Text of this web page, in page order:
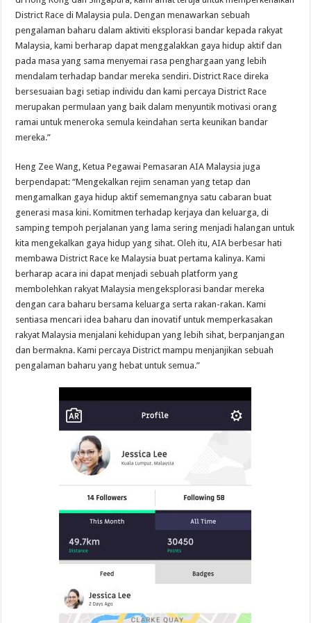
District Race di Malaysia pula. Dengan menawarkan sebuah
pengalaman baharu dalam aktiviti eksplorasi bandar kepada rakyat
Malaysia, kami berharap dapat menggalakkan gaya hidup aktif dan
pada masa yang sama menyemai rasa penghargaan yang lebih
mendalam terhadap bandar mereka sendiri. District Race direka
bersesuaian bagi setiap individu dan kami percaya District Race
merupakan permulaan yang baik dalam menyuntik motivasi orang
ramai untuk meneroka semula keindahan serta keunikan bandar
mereka.”
Heng Zee Wang, Ketua Pegawai Pemasaran AIA Malaysia juga
berpendapat: “Mengekalkan rejim senaman yang tetap dan
mengamalkan gaya hidup aktif sememangnya satu cabaran buat
generasi masa kini. Komitmen terhadap kerjaya dan keluarga, di
samping tempoh perjalanan yang lama sering menjadi halangan untuk
kita mengekalkan gaya hidup yang sihat. Oleh itu, AIA berbesar hati
membawa District Race ke Malaysia buat pertama kalinya. Kami
berharap acara ini dapat menjadi sebuah platform yang
membolehkan rakyat Malaysia mengeksplorasi bandar mereka
dengan cara baharu bersama keluarga serta rakan-rakan. Kami
sentiasa mencari idea baharu dan inovatif untuk memperkasakan
rakyat Malaysia menjalani kehidupan yang lebih sihat, berpanjangan
dan bermakna. Kami percaya District mampu menjanjikan sebuah
pengalaman baharu yang hebat untuk semua.”